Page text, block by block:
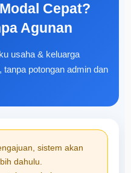
Cepat?
Agunan
usaha & keluarga
potongan admin dan
sistem akan
dahulu.